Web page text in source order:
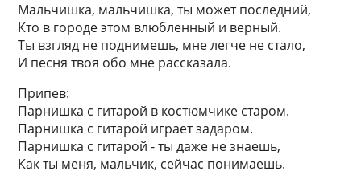
Мальчишка, мальчишка, ты может последний,
Кто в городе этом влюбленный и верный.
Ты взгляд не поднимешь, мне легче не стало,
И песня твоя обо мне рассказала.
Припев:
Парнишка с гитарой в костюмчике старом.
Парнишка с гитарой играет задаром.
Парнишка с гитарой - ты даже не знаешь,
Как ты меня, мальчик, сейчас понимаешь.